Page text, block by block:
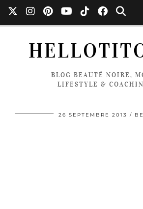
BLOG BEAUTÉ NOIRE,
LIFESTYLE &
26 SEPTEMBRE 2013